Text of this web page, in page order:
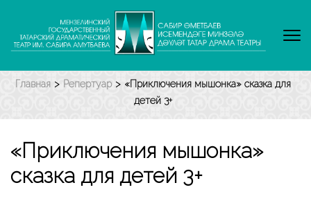
содержимому
Enter)
Главная > Репертуар > «Приключения мышонка» сказка для
детей 3+
«Приключения мышонка»
сказка для детей 3+